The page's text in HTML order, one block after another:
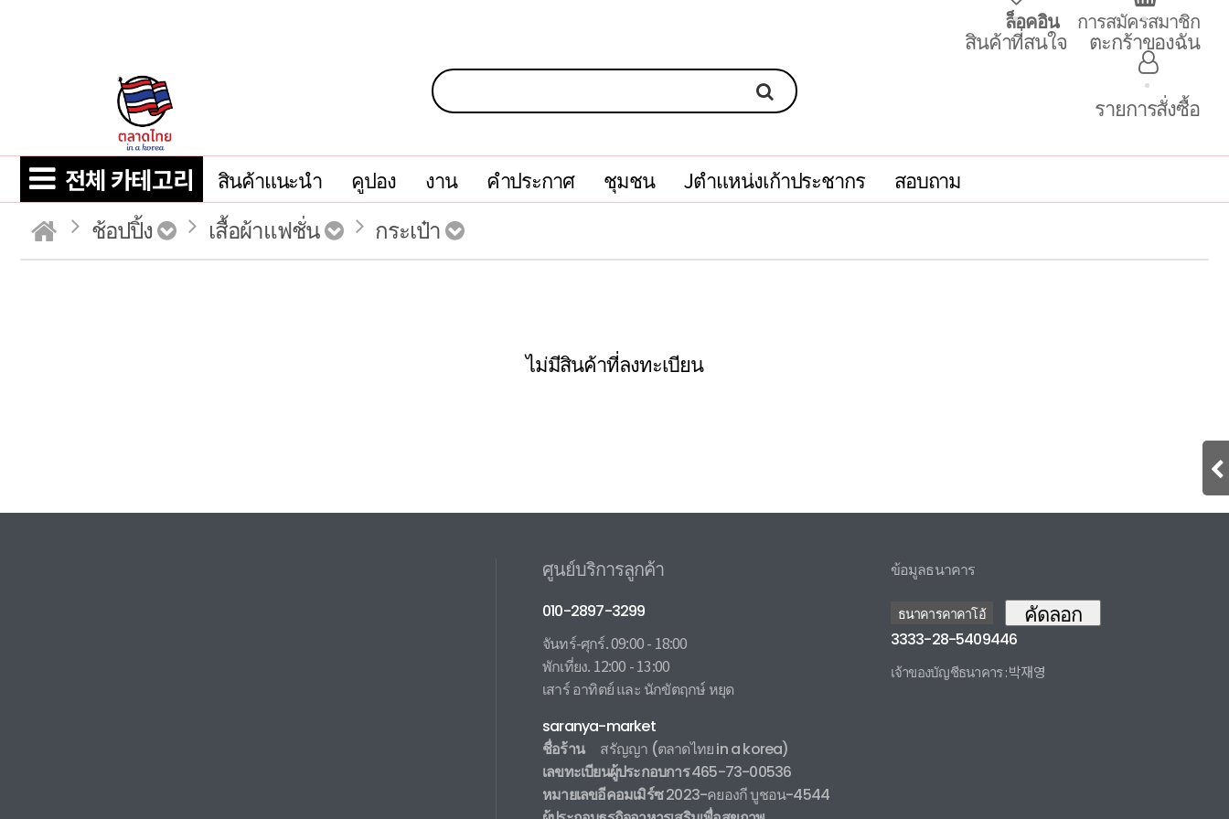
การสมัครสมาชิก
ล็อคอิน
ตะกร้าของฉัน
สินค้าที่สนใจ
รายการสั่งซื้อ
전체 카테고리 สินค้าแนะนำ คูปอง งาน คำประกาศ ชุมชน Jตำแหน่งเก้าประชากร สอบถาม
ช้อปปิ้ง เสื้อผ้าแฟชั่น กระเป๋า
ไม่มีสินค้าที่ลงทะเบียน
ศูนย์บริการลูกค้า
010-2897-3299
จันทร์-ศุกร์. 09:00 - 18:00
พักเที่ยง. 12:00 - 13:00
เสาร์ อาทิตย์ และ นักขัตฤกษ์ หยุด
ข้อมูลธนาคาร
ธนาคารคาคาโอ้ คัดลอก
3333-28-5409446
เจ้าของบัญชีธนาคาร : 박재영
saranya-market
ชื่อร้าน สรัญญา (ตลาดไทย in a korea)
เลขทะเบียนผู้ประกอบการ465-73-00536
หมายเลขอีคอมเมิร์ซ2023-คยองกี บูชอน-4544